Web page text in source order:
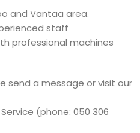
and Vantaa area.
staff
professional machines
send a message or visit our
(phone: 050 306